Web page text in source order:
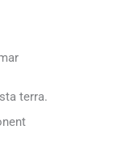
terra.